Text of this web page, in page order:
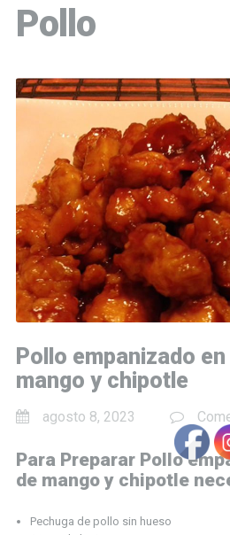
Pollo
Pollo empanizado
mango y chipotle
agosto 8, 2023
Para Preparar Pollo
de mango y chipotle
Pechuga de pollo sin hueso